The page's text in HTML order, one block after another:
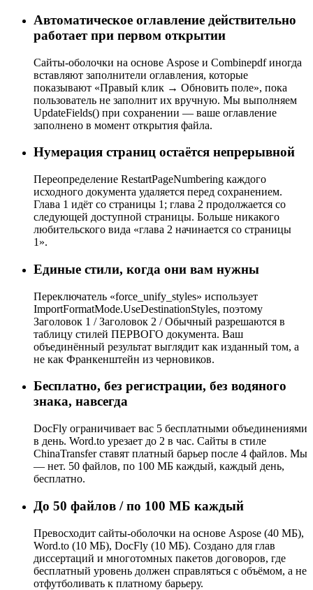
Автоматическое оглавление действительно
работает при первом открытии
Сайты-оболочки на основе Aspose и Combinepdf иногда
вставляют заполнители оглавления, которые
показывают «Правый клик → Обновить поле», пока
пользователь не заполнит их вручную. Мы выполняем
UpdateFields() при сохранении — ваше оглавление
заполнено в момент открытия файла.
Нумерация страниц остаётся непрерывной
Переопределение RestartPageNumbering каждого
исходного документа удаляется перед сохранением.
Глава 1 идёт со страницы 1; глава 2 продолжается со
следующей доступной страницы. Больше никакого
любительского вида «глава 2 начинается со страницы
1».
Единые стили, когда они вам нужны
Переключатель «force_unify_styles» использует
ImportFormatMode.UseDestinationStyles, поэтому
Заголовок 1 / Заголовок 2 / Обычный разрешаются в
таблицу стилей ПЕРВОГО документа. Ваш
объединённый результат выглядит как изданный том, а
не как Франкенштейн из черновиков.
Бесплатно, без регистрации, без водяного
знака, навсегда
DocFly ограничивает вас 5 бесплатными объединениями
в день. Word.to урезает до 2 в час. Сайты в стиле
ChinaTransfer ставят платный барьер после 4 файлов. Мы
— нет. 50 файлов, по 100 МБ каждый, каждый день,
бесплатно.
До 50 файлов / по 100 МБ каждый
Превосходит сайты-оболочки на основе Aspose (40 МБ),
Word.to (10 МБ), DocFly (10 МБ). Создано для глав
диссертаций и многотомных пакетов договоров, где
бесплатный уровень должен справляться с объёмом, а не
отфутболивать к платному барьеру.